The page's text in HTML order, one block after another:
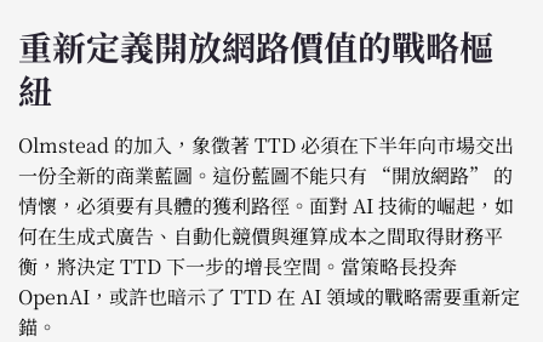
重新定義開放網路價值的戰略樞
紐
Olmstead 的加入，象徵著 TTD 必須在下半年向市場交出
一份全新的商業藍圖。這份藍圖不能只有 “開放網路” 的
情懷，必須要有具體的獲利路徑。面對 AI 技術的崛起，如
何在生成式廣告、自動化競價與運算成本之間取得財務平
衡，將決定 TTD 下一步的增長空間。當策略長投奔
OpenAI，或許也暗示了 TTD 在 AI 領域的戰略需要重新定
錨。